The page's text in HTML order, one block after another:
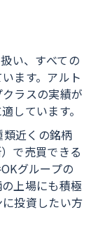
い、すべての
ます。アルト
ラスの実績が
しています。
近くの銘柄
で売買できる
グループの
上場にも積極
投資したい方